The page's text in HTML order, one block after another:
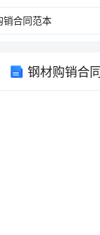
钢材购销合